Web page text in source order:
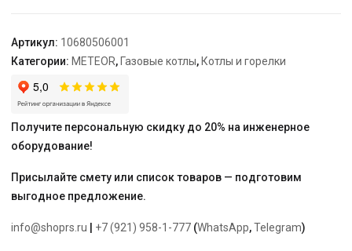
Артикул: 10680506001
Категории: METEOR, Газовые котлы, Котлы и горелки
Получите персональную скидку до 20% на инженерное
оборудование!
Присылайте смету или список товаров — подготовим
выгодное предложение.
info@shoprs.ru +7 (921) 958-1-777 (WhatsApp,Telegram)